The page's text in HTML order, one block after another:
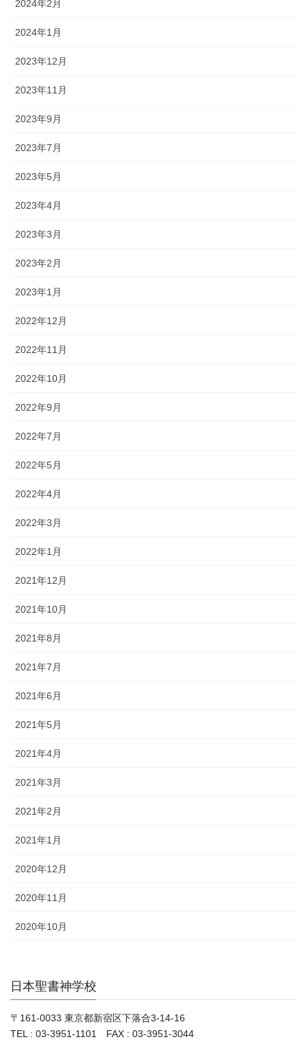
2024年2月
2024年1月
2023年12月
2023年11月
2023年9月
2023年7月
2023年5月
2023年4月
2023年3月
2023年2月
2023年1月
2022年12月
2022年11月
2022年10月
2022年9月
2022年7月
2022年5月
2022年4月
2022年3月
2022年1月
2021年12月
2021年10月
2021年8月
2021年7月
2021年6月
2021年5月
2021年4月
2021年3月
2021年2月
2021年1月
2020年12月
2020年11月
2020年10月
日本聖書神学校
〒161-0033 東京都新宿区下落合3-14-16
TEL : 03-3951-1101 FAX : 03-3951-3044